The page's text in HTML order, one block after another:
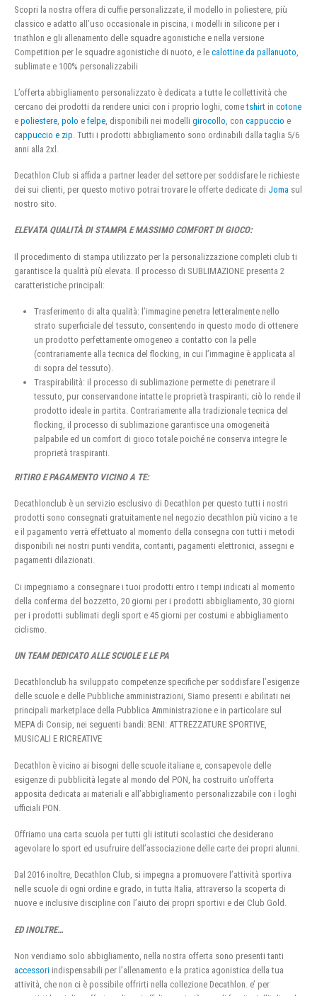
Scopri la nostra offera di cuffie personalizzate, il modello in poliestere, più
classico e adatto all’uso occasionale in piscina, i modelli in silicone per i
triathlon e gli allenamento delle squadre agonistiche e nella versione
Competition per le squadre agonistiche di nuoto, e le calottine da pallanuoto
sublimate e 100% personalizzabili
L’offerta abbigliamento personalizzato è dedicata a tutte le collettività che
cercano dei prodotti da rendere unici con i proprio loghi, cometshirt in cotone
e poliestere polo e felpe , disponibili nei modelli girocollo , con cappuccio e
cappuccio e zip . Tutti i prodotti abbigliamento sono ordinabili dalla taglia 5/6
anni alla 2xl.
Decathlon Club si affida a partner leader del settore per soddisfare le richieste
dei sui clienti, per questo motivo potrai trovare le offerte dedicate di Joma sul
nostro sito.
ELEVATA QUALITÀ DI STAMPA E MASSIMO COMFORT DI GIOCO:
Il procedimento di stampa utilizzato per la personalizzazione completi club ti
garantisce la qualità più elevata. Il processo di SUBLIMAZIONE presenta 2
caratteristiche principali:
Trasferimento di alta qualità: l’immagine penetra letteralmente nello
strato superficiale del tessuto, consentendo in questo modo di ottenere
un prodotto perfettamente omogeneo a contatto con la pelle
(contrariamente alla tecnica del flocking, in cui l’immagine è applicata al
di sopra del tessuto).
Traspirabilità: il processo di sublimazione permette di penetrare il
tessuto, pur conservandone intatte le proprietà traspiranti; ciò lo rende il
prodotto ideale in partita. Contrariamente alla tradizionale tecnica del
flocking, il processo di sublimazione garantisce una omogeneità
palpabile ed un comfort di gioco totale poiché ne conserva integre le
proprietà traspiranti.
RITIRO E PAGAMENTO VICINO A TE:
Decathlonclub è un servizio esclusivo di Decathlon per questo tutti i nostri
prodotti sono consegnati gratuitamente nel negozio decathlon più vicino a te
e il pagamento verrà effettuato al momento della consegna con tutti i metodi
disponibili nei nostri punti vendita, contanti, pagamenti elettronici, assegni e
pagamenti dilazionati.
Ci impegniamo a consegnare i tuoi prodotti entro i tempi indicati al momento
della conferma del bozzetto, 20 giorni per i prodotti abbigliamento, 30 giorni
per i prodotti sublimati degli sport e 45 giorni per costumi e abbigliamento
ciclismo.
UN TEAM DEDICATO ALLE SCUOLE E LE PA
Decathlonclub ha sviluppato competenze specifiche per soddisfare l’esigenze
delle scuole e delle Pubbliche amministrazioni, Siamo presenti e abilitati nei
principali marketplace della Pubblica Amministrazione e in particolare sul
MEPA di Consip, nei seguenti bandi: BENI: ATTREZZATURE SPORTIVE,
MUSICALI E RICREATIVE
Decathlon è vicino ai bisogni delle scuole italiane e, consapevole delle
esigenze di pubblicità legate al mondo del PON, ha costruito un’offerta
apposita dedicata ai materiali e all’abbigliamento personalizzabile con i loghi
ufficiali PON.
Offriamo una carta scuola per tutti gli istituti scolastici che desiderano
agevolare lo sport ed usufruire dell’associazione delle carte dei propri alunni.
Dal 2016 inoltre, Decathlon Club, si impegna a promuovere l’attività sportiva
nelle scuole di ogni ordine e grado, in tutta Italia, attraverso la scoperta di
nuove e inclusive discipline con l’aiuto dei propri sportivi e dei Club Gold.
ED INOLTRE…
Non vendiamo solo abbigliamento, nella nostra offerta sono presenti tanti
accessori indispensabili per l’allenamento e la pratica agonistica della tua
attività, che non ci è possibile offrirti nella collezione Decathlon. e’ per